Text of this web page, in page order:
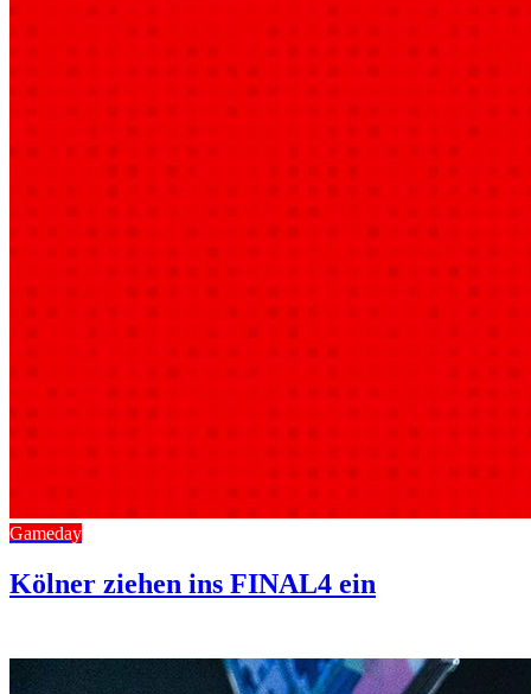
Gameday
Kölner ziehen ins FINAL4 ein